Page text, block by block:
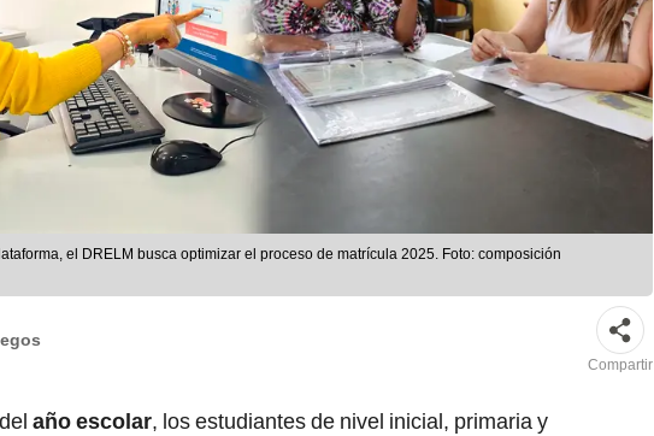
el DRELM busca optimizar el proceso de matrícula 2025. Foto: composición
Compartir
año escolar, los estudiantes de nivel inicial, primaria y